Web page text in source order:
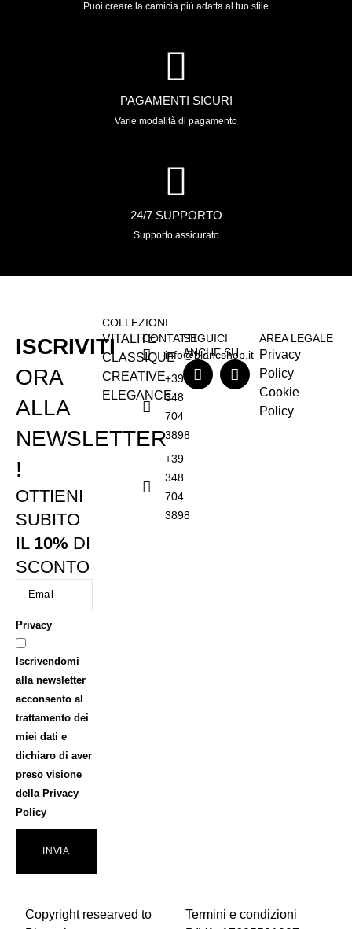
Puoi creare la camicia più adatta al tuo stile
PAGAMENTI SICURI
Varie modalità di pagamento
24/7 SUPPORTO
Supporto assicurato
ISCRIVITI
ORA
ALLA
NEWSLETTER
!
OTTIENI
SUBITO
IL 10% DI
SCONTO
Privacy
Iscrivendomi
alla newsletter
acconsento al
trattamento dei
miei dati e
dichiaro di aver
preso visione
della Privacy
Policy
INVIA
COLLEZIONI
VITALITE
CLASSIQUE
CREATIVE
ELEGANCE
CONTATTI
info@blancshop.it
+39
348
704
3898
+39
348
704
3898
SEGUICI
ANCHE SU
AREA LEGALE
Privacy
Policy
Cookie
Policy
Copyright researved to
Termini e condizioni